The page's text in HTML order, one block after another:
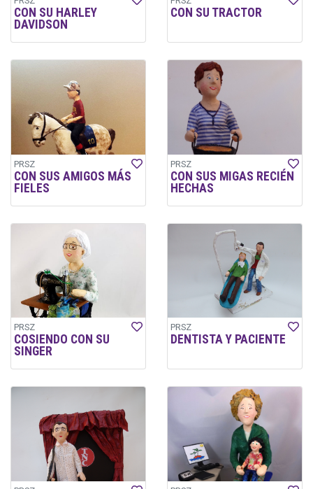
CON SU HARLEY
DAVIDSON
CON SU TRACTOR
PRSZ
CON SUS AMIGOS MÁS
FIELES
PRSZ
CON SUS MIGAS RECIÉN
HECHAS
PRSZ
COSIENDO CON SU
SINGER
PRSZ
DENTISTA Y PACIENTE